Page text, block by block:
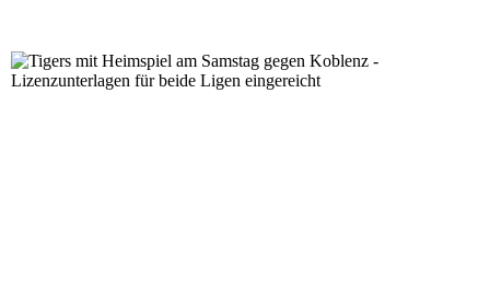
Tigers mit Heimspiel am Samstag gegen Koblenz -